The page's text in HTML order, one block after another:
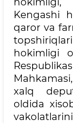
Kengashi
qaror va
hokimligi
xalq
oldida